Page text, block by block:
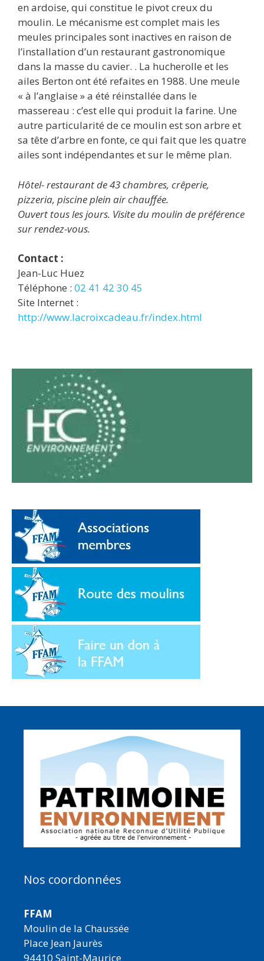
en ardoise, qui constitue le pivot creux du
moulin. Le mécanisme est complet mais les
meules principales sont inactives en raison de
l’installation d’un restaurant gastronomique
dans la masse du cavier. . La hucherolle et les
ailes Berton ont été refaites en 1988. Une meule
« à l’anglaise » a été réinstallée dans le
massereau : c’est elle qui produit la farine. Une
autre particularité de ce moulin est son arbre et
sa tête d’arbre en fonte, ce qui fait que les quatre
ailes sont indépendantes et sur le même plan.
Hôtel- restaurant de 43 chambres, crêperie,
pizzeria, piscine plein air chauffée.
Ouvert tous les jours. Visite du moulin de préférence
sur rendez-vous.
Contact :
Jean-Luc Huez
Téléphone : 02 41 42 30 45
Site Internet :
http://www.lacroixcadeau.fr/index.html
Nos coordonnées
FFAM
Moulin de la Chaussée
Place Jean Jaurès
94410 Saint-Maurice